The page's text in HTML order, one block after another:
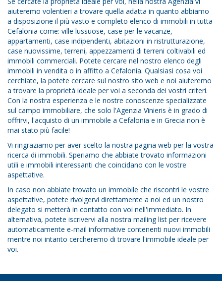
aiuteremo volentieri a trovare quella adatta in quanto abbiamo
a disposizione il più vasto e completo elenco di immobili in tutta
Cefalonia come: ville lussuose, case per le vacanze,
appartamenti, case indipendenti, abitazioni in ristrutturazione,
case nuovissime, terreni, appezzamenti di terreni coltivabili ed
immobili commerciali. Potete cercare nel nostro elenco degli
immobili in vendita o in affitto a Cefalonia. Qualsiasi cosa voi
cerchiate, la potete cercare sul nostro sito web e noi aiuteremo
a trovare la proprietà ideale per voi a seconda dei vostri criteri.
Con la nostra esperienza e le nostre conoscenze specializzate
sul campo immobiliare, che solo l'Agenzia Vinieris è in grado di
offrirvi, l'acquisto di un immobile a Cefalonia e in Grecia non è
mai stato più facile!
Vi ringraziamo per aver scelto la nostra pagina web per la vostra
ricerca di immobili. Speriamo che abbiate trovato informazioni
utili e immobili interessanti che coincidano con le vostre
aspettative.
In caso non abbiate trovato un immobile che riscontri le vostre
aspettative, potete rivolgervi direttamente a noi ed un nostro
delegato si metterà in contatto con voi nell'immediato. In
alternativa, potete iscrivervi alla nostra mailing list per ricevere
automaticamente e-mail informative contenenti nuovi immobili
mentre noi intanto cercheremo di trovare l'immobile ideale per
voi.